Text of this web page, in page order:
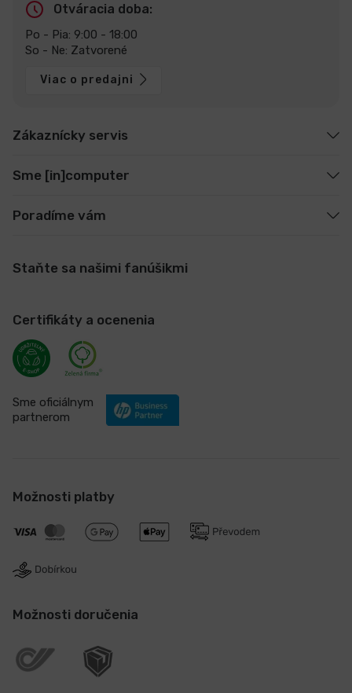
Otváracia doba:
Po - Pia: 9:00 - 18:00
So - Ne: Zatvorené
Viac o predajni
Zákaznícky servis
Sme [in]computer
Poradíme vám
Staňte sa našimi fanúšikmi
Certifikáty a ocenenia
Sme oficiálnym
partnerom
Možnosti platby
Možnosti doručenia